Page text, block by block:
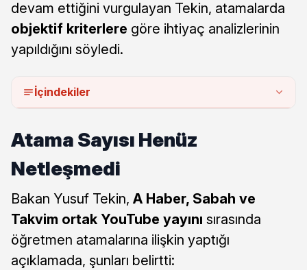
devam ettiğini vurgulayan Tekin, atamalarda
objektif kriterlere göre ihtiyaç analizlerinin
yapıldığını söyledi.
İçindekiler
Atama Sayısı Henüz
Netleşmedi
Bakan Yusuf Tekin, A Haber, Sabah ve
Takvim ortak YouTube yayını sırasında
öğretmen atamalarına ilişkin yaptığı
açıklamada, şunları belirtti: